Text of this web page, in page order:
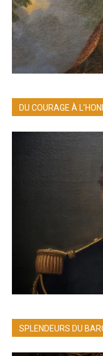
DU COURAGE À
SPLENDEURS DU